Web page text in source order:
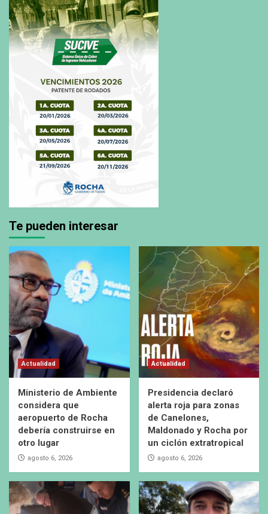
Te pueden interesar
Actualidad
Ministerio de Ambiente
considera que
aeropuerto de Rocha
debería construirse en
otro lugar
agosto 6, 2026
Actualidad
Presidencia declaró
alerta roja para zonas
de Canelones,
Maldonado y Rocha por
un ciclón extratropical
agosto 6, 2026